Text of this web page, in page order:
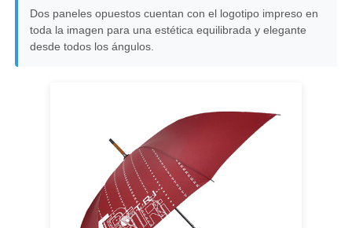
Los paraguas para caminar
paraguas promocionales
Paraguas a prueba de viento
Dos paneles opuestos cuentan con el logotipo impreso en
toda la imagen para una estética equilibrada y elegante
desde todos los ángulos.